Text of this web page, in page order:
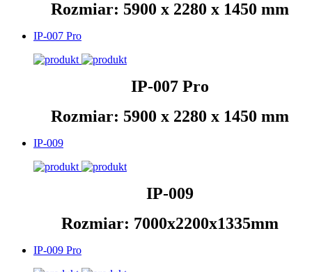
Rozmiar: 5900 x 2280 x 1450 mm
IP-007 Pro
IP-007 Pro
Rozmiar: 5900 x 2280 x 1450 mm
IP-009
IP-009
Rozmiar: 7000x2200x1335mm
IP-009 Pro